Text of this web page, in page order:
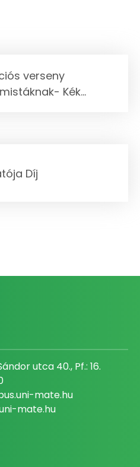
verseny
Kék...
Díj
utca 40., Pf.: 16.
mate.hu
mate.hu